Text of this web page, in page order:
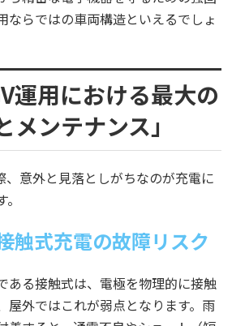
ならではの車両構造といえるでしょ
運用における最大の
メンテナンス」
、意外と見落としがちなのが充電に
触式充電の故障リスク
ある接触式は、電極を物理的に接触
屋外ではこれが弱点となります。雨